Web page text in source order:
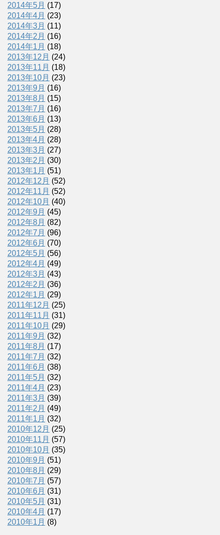
2014年5月 (17)
2014年4月 (23)
2014年3月 (11)
2014年2月 (16)
2014年1月 (18)
2013年12月 (24)
2013年11月 (18)
2013年10月 (23)
2013年9月 (16)
2013年8月 (15)
2013年7月 (16)
2013年6月 (13)
2013年5月 (28)
2013年4月 (28)
2013年3月 (27)
2013年2月 (30)
2013年1月 (51)
2012年12月 (52)
2012年11月 (52)
2012年10月 (40)
2012年9月 (45)
2012年8月 (82)
2012年7月 (96)
2012年6月 (70)
2012年5月 (56)
2012年4月 (49)
2012年3月 (43)
2012年2月 (36)
2012年1月 (29)
2011年12月 (25)
2011年11月 (31)
2011年10月 (29)
2011年9月 (32)
2011年8月 (17)
2011年7月 (32)
2011年6月 (38)
2011年5月 (32)
2011年4月 (23)
2011年3月 (39)
2011年2月 (49)
2011年1月 (32)
2010年12月 (25)
2010年11月 (57)
2010年10月 (35)
2010年9月 (51)
2010年8月 (29)
2010年7月 (57)
2010年6月 (31)
2010年5月 (31)
2010年4月 (17)
2010年1月 (8)